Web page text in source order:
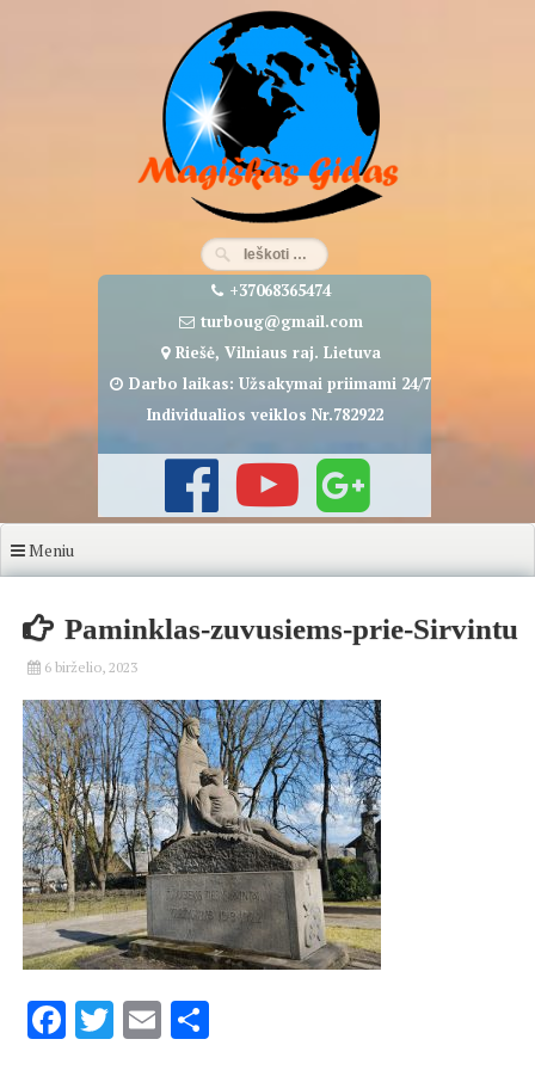
+37068365474
turboug@gmail.com
Riešė, Vilniaus raj. Lietuva
Darbo laikas: Užsakymai priimami 24/7
Individualios veiklos Nr.782922
Meniu
Paminklas-zuvusiems-prie-Sirvintu
6 birželio, 2023
Facebook
Twitter
Email